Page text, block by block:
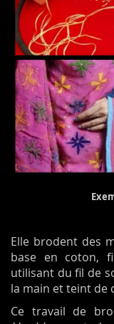
Elle brodent des
base en coton,
utilisant du fil de
la main et teint de
Ce travail de